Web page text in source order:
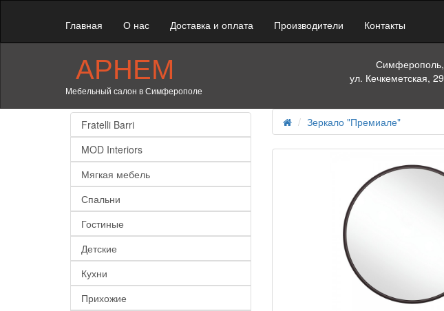
Главная О нас Доставка и оплата Производители Контакты
АРНЕМ
Мебельный салон в Симферополе
Симферополь,
ул. Кечкеметская, 29
Fratelli Barri
MOD Interiors
Мягкая мебель
Спальни
Гостиные
Детские
Кухни
Прихожие
Зеркало "Премиале"